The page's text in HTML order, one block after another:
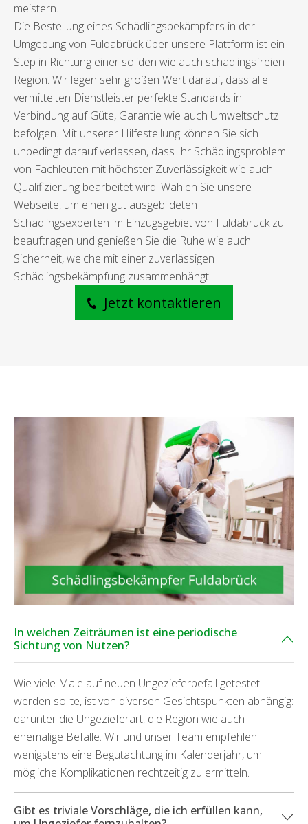
meistern.
Die Bestellung eines Schädlingsbekämpfers in der
Umgebung von Fuldabrück über unsere Plattform ist ein
Step in Richtung einer soliden wie auch schädlingsfreien
Region. Wir legen sehr großen Wert darauf, dass alle
vermittelten Dienstleister perfekte Standards in
Verbindung auf Güte, Garantie wie auch Umweltschutz
befolgen. Mit unserer Hilfestellung können Sie sich
unbedingt darauf verlassen, dass Ihr Schädlingsproblem
von Fachleuten mit höchster Zuverlässigkeit wie auch
Qualifizierung bearbeitet wird. Wählen Sie unsere
Webseite, um einen gut ausgebildeten
Schädlingsexperten im Einzugsgebiet von Fuldabrück zu
beauftragen und genießen Sie die Ruhe wie auch
Sicherheit, welche mit einer zuverlässigen
Schädlingsbekämpfung zusammenhängt.
Jetzt kontaktieren
In welchen Zeiträumen ist eine periodische
Sichtung von Nutzen?
Wie viele Male auf neuen Ungezieferbefall getestet
werden sollte, ist von diversen Gesichtspunkten abhängig:
darunter die Ungezieferart, die Region wie auch
ehemalige Befälle. Wir und unser Team empfehlen
wenigstens eine Begutachtung im Kalenderjahr, um
mögliche Komplikationen rechtzeitig zu ermitteln.
Gibt es triviale Vorschläge, die ich erfüllen kann,